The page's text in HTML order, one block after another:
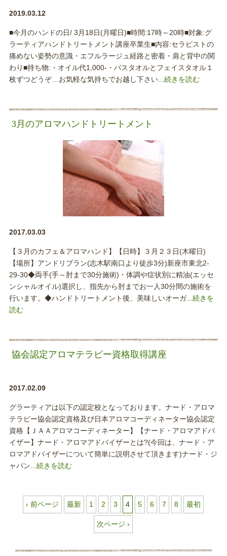
2019.03.12
■今月のハンドの日/ 3月18日(月曜日)■時間:17時～20時■対象:グ
ラーティアハンドトリートメント講座卒業生■内容:セラピストの
痛めない姿勢の意識・エフルラージュ経路と密着・肩と背中の関
わり■持ち物:・オイル代1,000-・バスタオルとフェイスタオル１
枚ずつどうぞ…お気軽な気持ちでお越し下さい...続きを読む
3月のアロマハンドトリートメント
2017.03.03
【３月のカフェ＆アロマハンド】【日時】３月２３日(木曜日)
【場所】アンドリブラン(志木駅南口より徒歩3分)新座市東北2-
29-30◆両手(手～肘まで30分施術)・体調や症状別に精油(エッセ
ンシャルオイル)選択し、指先から肘までお一人30分間の施術を
行います。◆ハンドトリートメント後、美味しいオーガ...続きを
読む
協会認定アロマテラピー資格取得講座
2017.02.09
グラーティアは以下の認定校となっております。ナード・アロマ
テラピー協会認定資格及び日本アロマコーディネーター協会認定
資格【ＪＡＡアロマコーディネーター】【ナード・アロマアドバ
イザー】ナード・アロマアドバイザーとは?(今回は、ナード・ア
ロマアドバイザーについて簡単に説明させて頂きます)ナード・ジ
ャパン...続きを読む
‹ 前ページ 最新 1 2 3 4 5 6 7 8 最初
次ページ ›